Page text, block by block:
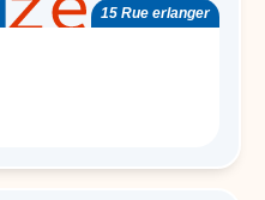
15 Rue erlanger